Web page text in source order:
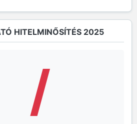
HITELMINŐSÍTÉS 2025
/